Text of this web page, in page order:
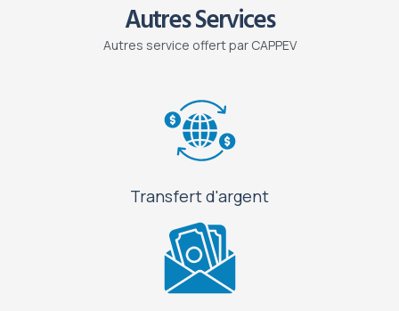
Autres Services
Autres service offert par CAPPEV
Transfert d'argent